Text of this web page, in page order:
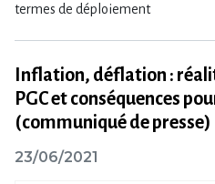
termes de déploiement
Inflation, déflation :
PGC et conséquences
(communiqué de presse)
23/06/2021